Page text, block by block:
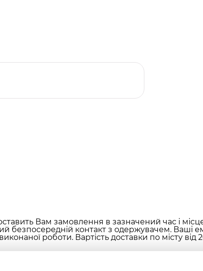
Вам замовлення в зазначений час і
безпосередній контакт з одержувачем. Ваші
роботи. Вартість доставки по місту від